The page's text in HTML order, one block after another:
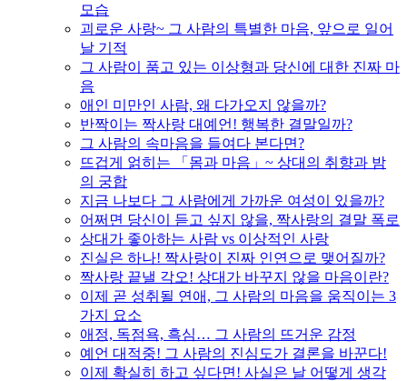
모습
괴로운 사랑~ 그 사람의 특별한 마음, 앞으로 일어
날 기적
그 사람이 품고 있는 이상형과 당신에 대한 진짜 마
음
애인 미만인 사람, 왜 다가오지 않을까?
반짝이는 짝사랑 대예언! 행복한 결말일까?
그 사람의 속마음을 들여다 본다면?
뜨겁게 얽히는 「몸과 마음」~ 상대의 취향과 밤
의 궁합
지금 나보다 그 사람에게 가까운 여성이 있을까?
어쩌면 당신이 듣고 싶지 않을, 짝사랑의 결말 폭로
상대가 좋아하는 사람 vs 이상적인 사랑
진실은 하나! 짝사랑이 진짜 인연으로 맺어질까?
짝사랑 끝낼 각오! 상대가 바꾸지 않을 마음이란?
이제 곧 성취될 연애, 그 사람의 마음을 움직이는 3
가지 요소
애정, 독점욕, 흑심… 그 사람의 뜨거운 감정
예언 대적중! 그 사람의 진심도가 결론을 바꾼다!
이제 확실히 하고 싶다면! 사실은 날 어떻게 생각